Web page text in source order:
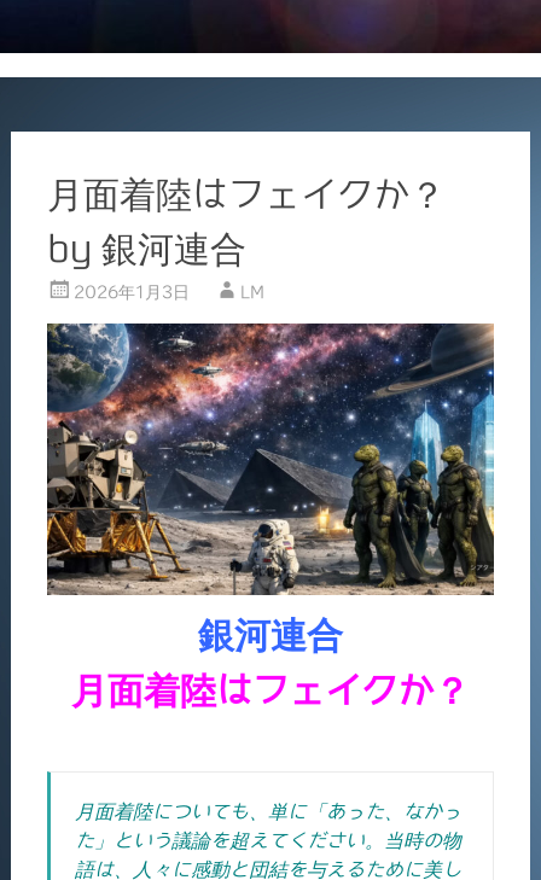
月面着陸はフェイクか？
by 銀河連合
2026年1月3日 LM
銀河連合
月面着陸はフェイクか？
月面着陸についても、単に「あった、なかっ
た」という議論を超えてください。当時の物
語は、人々に感動と団結を与えるために美し